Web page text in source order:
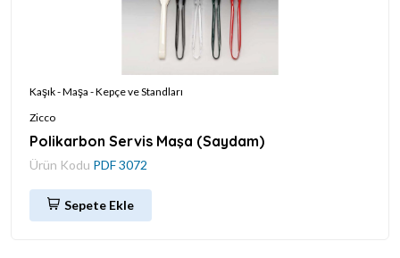
Kaşık - Maşa - Kepçe ve Standları
Zicco
Polikarbon Servis Maşa (Saydam)
Ürün Kodu PDF 3072
Sepete Ekle